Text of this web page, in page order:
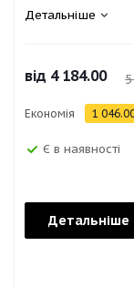
Детальніше
від 4 184.00
Економія 1
Є в наявності
Детальніше